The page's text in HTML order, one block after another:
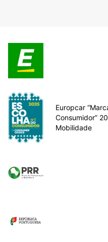
Europcar
Consumidor”
Mobilidade